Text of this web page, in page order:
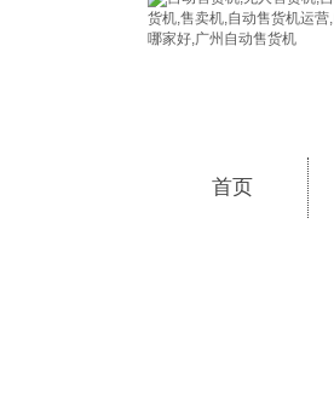
首页